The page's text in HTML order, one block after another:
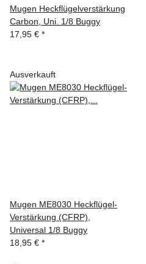
Mugen Heckflügelverstärkung
Carbon, Uni. 1/8 Buggy
17,95 € *
Ausverkauft
Mugen ME8030 Heckflügel-
Verstärkung (CFRP),
Universal 1/8 Buggy
18,95 € *